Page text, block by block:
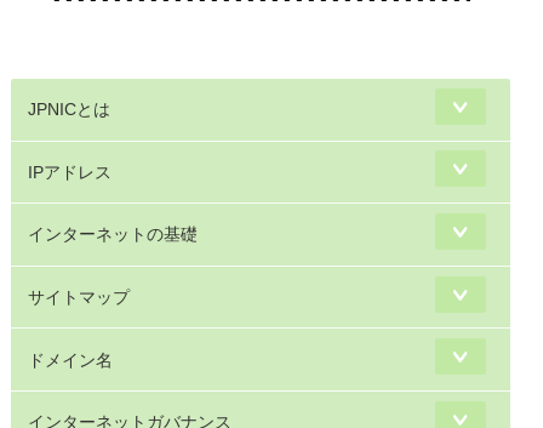
JPNICとは
IPアドレス
インターネットの基礎
サイトマップ
ドメイン名
インターネットガバナンス